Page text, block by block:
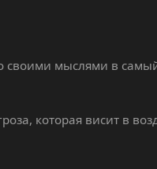
своими мыслями в
которая висит в